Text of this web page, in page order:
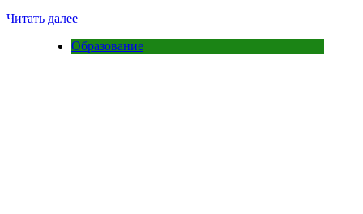
Читать далее
Образование